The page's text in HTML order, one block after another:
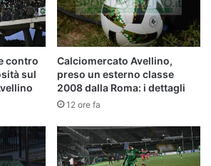
contro
sul
Calciomercato Avellino,
preso un esterno classe
2008 dalla Roma: i dettagli
12 ore fa